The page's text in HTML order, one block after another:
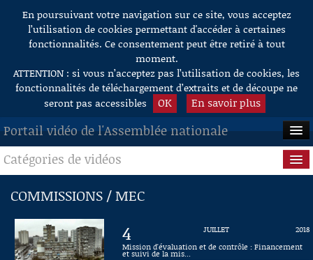
Aller au contenu
En poursuivant votre navigation sur ce site, vous acceptez
l’utilisation de cookies permettant d'accéder à certaines
fonctionnalités. Ce consentement peut être retiré à tout
moment.
ATTENTION : si vous n’acceptez pas l’utilisation de cookies, les
fonctionnalités de téléchargement d’extraits et de découpe ne
seront pas accessibles
OK En savoir plus
Portail vidéo de l'Assemblée nationale
ACCUEIL
EN DIRECT
À LA DEMANDE
RECHERCHE
Catégories de vidéos
Séance publique
Questions au Gouvernement
Commissions
COMMISSIONS / MEC
4 JUILLET
2018
Mission d'évaluation et de contrôle : Financement
et suivi de la mis...